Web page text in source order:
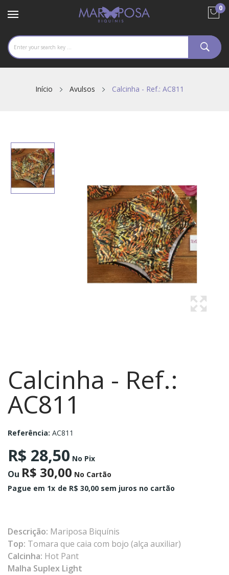
0
Início Avulsos Calcinha - Ref.: AC811
Calcinha - Ref.:
AC811
Referência: AC811
R$ 28,50 No Pix
Ou R$ 30,00 No Cartão
Pague em 1x de R$ 30,00 sem juros no cartão
Descrição: Mariposa Biquínis
Top: Tomara que caia com bojo (alça auxiliar)
Calcinha: Hot Pant
Malha Suplex Light